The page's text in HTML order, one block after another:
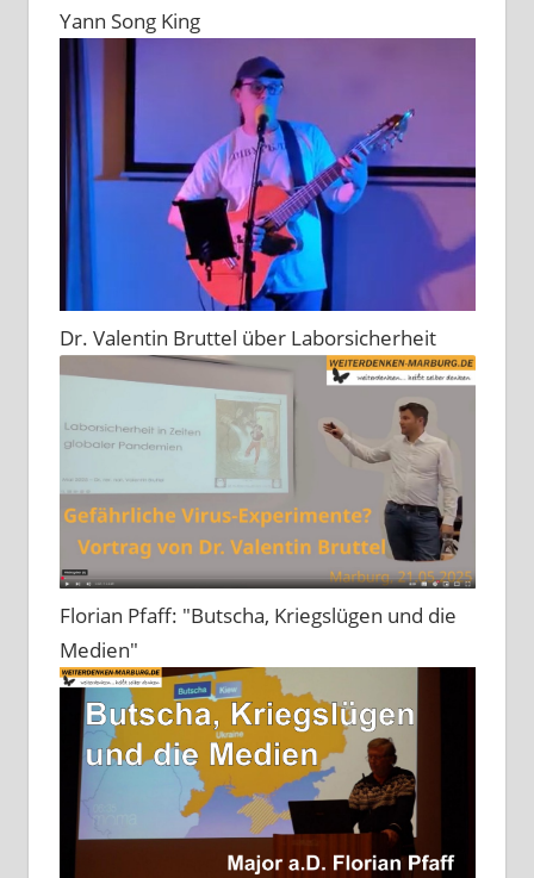
Yann Song King
Dr. Valentin Bruttel über Laborsicherheit
Florian Pfaff: "Butscha, Kriegslügen und die
Medien"